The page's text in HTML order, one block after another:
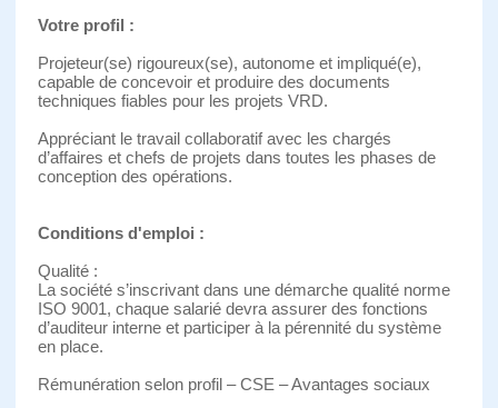
Votre profil :
Projeteur(se) rigoureux(se), autonome et impliqué(e),
capable de concevoir et produire des documents
techniques fiables pour les projets VRD.
Appréciant le travail collaboratif avec les chargés
d’affaires et chefs de projets dans toutes les phases de
conception des opérations.
Conditions d'emploi :
Qualité :
La société s’inscrivant dans une démarche qualité norme
ISO 9001, chaque salarié devra assurer des fonctions
d’auditeur interne et participer à la pérennité du système
en place.
Rémunération selon profil – CSE – Avantages sociaux